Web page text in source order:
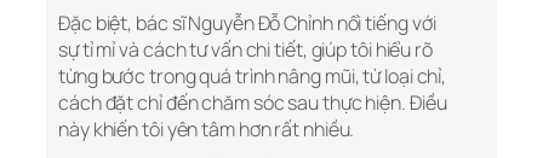
Đặc biệt, bác sĩ Nguyễn Đỗ Chỉnh nổi tiếng với
sự tỉ mỉ và cách tư vấn chi tiết, giúp tôi hiểu rõ
từng bước trong quá trình nâng mũi, từ loại chỉ,
cách đặt chỉ đến chăm sóc sau thực hiện. Điều
này khiến tôi yên tâm hơn rất nhiều.